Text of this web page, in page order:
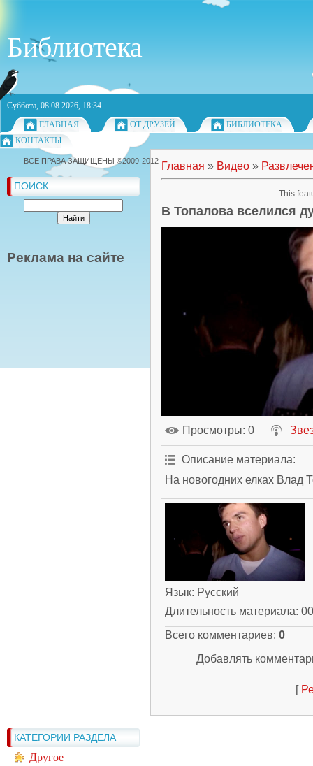
Библиотека
Суббота, 08.08.2026, 18:34
ГЛАВНАЯ
ОТ ДРУЗЕЙ
БИБЛИОТЕКА
КОНТАКТЫ
ПОИСК
Реклама на сайте
КАТЕГОРИИ РАЗДЕЛА
Другое
Главная » Видео »
В Топалова вселился
Просмотры: 0
Описание материала:
На новогодних елках Влад
Язык: Русский
Длительность материала:
Всего комментариев: 0
Добавлять
[
ВСЕ ПРАВА ЗАЩИЩЕНЫ ©2009-2012
This